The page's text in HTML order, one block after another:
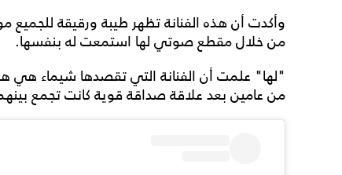
وأكدت أن هذه الفنانة تظهر طيبة ورقيقة
من خلال مقطع صوتي لها استمعت له بنفسها.
"لها" علمت أن الفنانة التي تقصدها شيماء هي
من عامين بعد علاقة صداقة قوية كانت تجمع